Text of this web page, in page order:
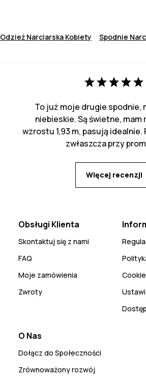
Odzież Narciarska Kobiety Spodnie
To już moje drugie spodnie,
niebieskie. Są świetne, mam
wzrostu 1,93 m, pasują idealnie.
zwłaszcza przy
Więcej recenzji
Obsługi Klienta
Skontaktuj się z nami
FAQ
Moje zamówienia
Zwroty
O Nas
Dołącz do Społeczności
Zrównoważony rozwój